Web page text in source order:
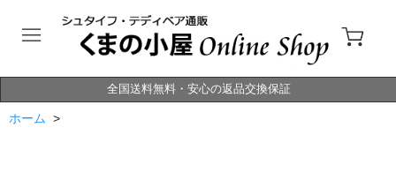
全国送料無料・安心の返品交換保証
ホーム >